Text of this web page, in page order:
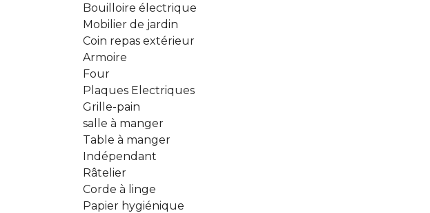
Bouilloire électrique
Mobilier de jardin
Coin repas extérieur
Armoire
Four
Plaques Electriques
Grille-pain
salle à manger
Table à manger
Indépendant
Râtelier
Corde à linge
Papier hygiénique